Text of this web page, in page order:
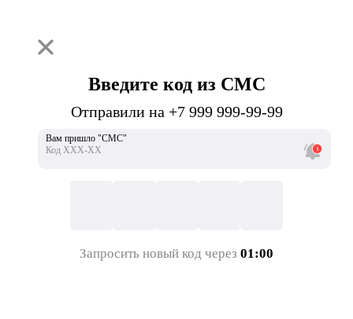
Введите код из СМС
Отправили на +7 999 999-99-99
Вам пришло "СМС"
Код ХХХ-ХХ
Запросить новый код через 01:00